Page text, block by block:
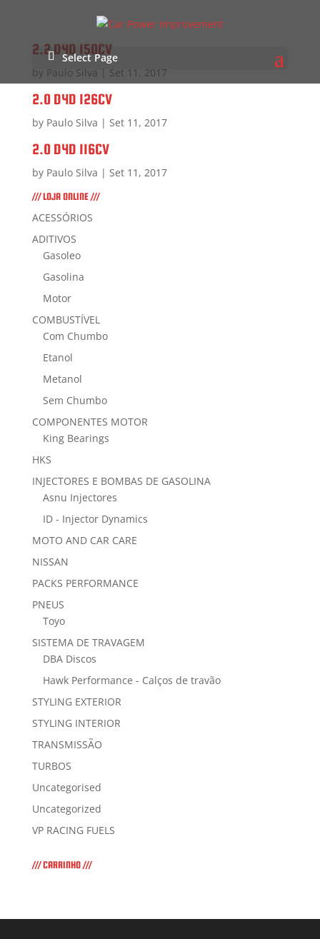
Select Page
2.2 D4D 150CV
by Paulo Silva Set 11, 2017
2.0 D4D 126CV
by Paulo Silva | Set 11, 2017
2.0 D4D 116CV
by Paulo Silva | Set 11, 2017
/// LOJA ONLINE ///
ACESSÓRIOS
ADITIVOS
Gasoleo
Gasolina
Motor
COMBUSTÍVEL
Com Chumbo
Etanol
Metanol
Sem Chumbo
COMPONENTES MOTOR
King Bearings
HKS
INJECTORES E BOMBAS DE GASOLINA
Asnu Injectores
ID - Injector Dynamics
MOTO AND CAR CARE
NISSAN
PACKS PERFORMANCE
PNEUS
Toyo
SISTEMA DE TRAVAGEM
DBA Discos
Hawk Performance - Calços de travão
STYLING EXTERIOR
STYLING INTERIOR
TRANSMISSÃO
TURBOS
Uncategorised
Uncategorized
VP RACING FUELS
/// CARRINHO ///